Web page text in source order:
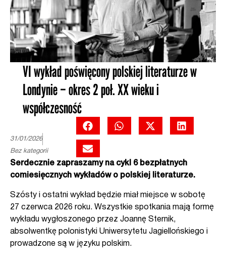
VI wykład poświęcony polskiej literaturze w
Londynie – okres 2 poł. XX wieku i
współczesność
31/01/2026
Bez kategorii
Serdecznie zapraszamy na cykl 6 bezpłatnych
comiesięcznych wykładów o polskiej literaturze.
Szósty i ostatni wykład będzie miał miejsce w sobotę
27 czerwca 2026 roku. Wszystkie spotkania mają formę
wykładu wygłoszonego przez Joannę Sternik,
absolwentkę polonistyki Uniwersytetu Jagiellońskiego i
prowadzone są w języku polskim.